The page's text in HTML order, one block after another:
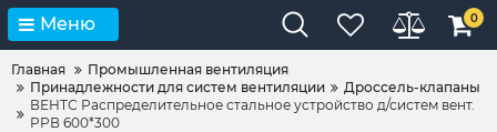
Меню 0
Главная
Промышленная вентиляция
Принадлежности для систем вентиляции
Дроссель-клапаны
ВЕНТС Распределительное стальное устройство д/систем вент.
РРВ 600*300